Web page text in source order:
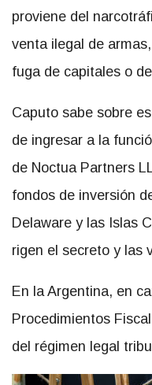
proviene del
venta ilegal de
fuga de capitales o
Caputo sabe sobre
de ingresar a la
de Noctua Partners
fondos de inversión
Delaware y las Islas
rigen el secreto y las
En la Argentina, en
Procedimientos
del régimen legal